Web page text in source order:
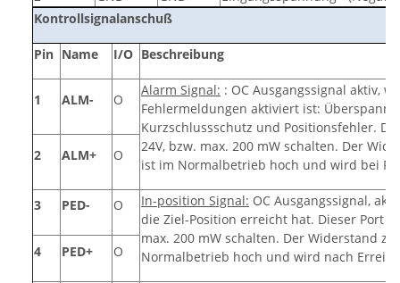
Kontrollsignalanschuß
Pin Name I/O Beschreibung
1 ALM- O
Alarm Signal: : OC Ausgangssignal aktiv,
Fehlermeldungen aktiviert ist:
Kurzschlussschutz und Positionsfehler.
24V, bzw. max. 200 mW schalten. Der
ist im Normalbetrieb hoch und wird bei
2 ALM+ O
3 PED- O In-position Signal: OC Ausgangssignal,
die Ziel-Position erreicht hat. Dieser Port
max. 200 mW schalten. Der Widerstand
Normalbetrieb hoch und wird nach
4 PED+ O